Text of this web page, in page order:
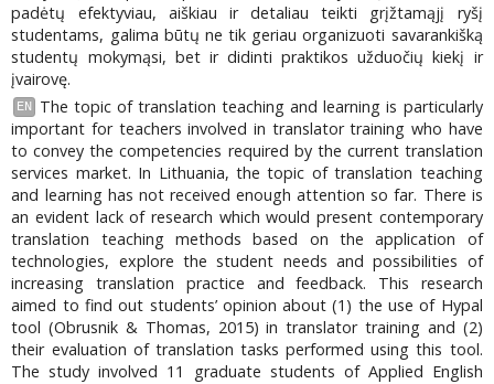
padėtų efektyviau, aiškiau ir detaliau teikti grįžtamąjį ryšį
studentams, galima būtų ne tik geriau organizuoti savarankišką
studentų mokymąsi, bet ir didinti praktikos užduočių kiekį ir
įvairovę.
EN
The topic of translation teaching and learning is particularly
important for teachers involved in translator training who have
to convey the competencies required by the current translation
services market. In Lithuania, the topic of translation teaching
and learning has not received enough attention so far. There is
an evident lack of research which would present contemporary
translation teaching methods based on the application of
technologies, explore the student needs and possibilities of
increasing translation practice and feedback. This research
aimed to find out students’ opinion about (1) the use of Hypal
tool (Obrusnik & Thomas, 2015) in translator training and (2)
their evaluation of translation tasks performed using this tool.
The study involved 11 graduate students of Applied English